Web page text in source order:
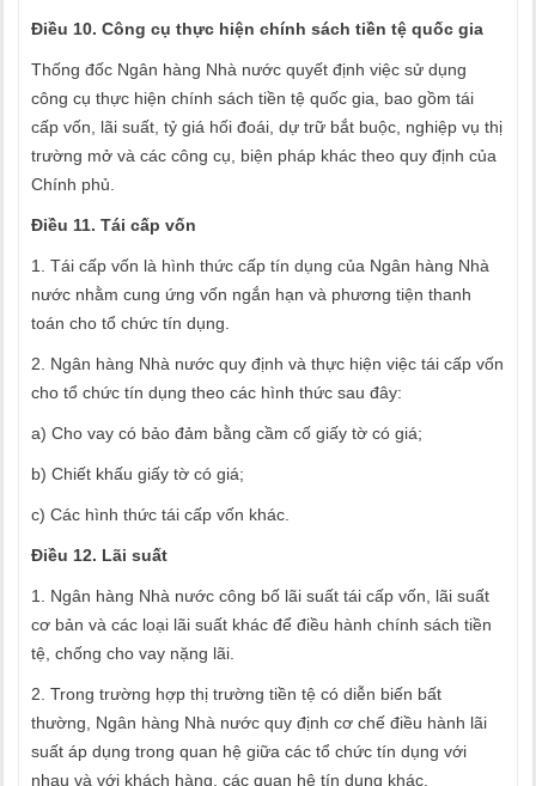
Điều 10. Công cụ thực hiện chính sách tiền tệ quốc gia
Thống đốc Ngân hàng Nhà nước quyết định việc sử dụng
công cụ thực hiện chính sách tiền tệ quốc gia, bao gồm tái
cấp vốn, lãi suất, tỷ giá hối đoái, dự trữ bắt buộc, nghiệp vụ thị
trường mở và các công cụ, biện pháp khác theo quy định của
Chính phủ.
Điều 11. Tái cấp vốn
1. Tái cấp vốn là hình thức cấp tín dụng của Ngân hàng Nhà
nước nhằm cung ứng vốn ngắn hạn và phương tiện thanh
toán cho tổ chức tín dụng.
2. Ngân hàng Nhà nước quy định và thực hiện việc tái cấp vốn
cho tổ chức tín dụng theo các hình thức sau đây:
a) Cho vay có bảo đảm bằng cầm cố giấy tờ có giá;
b) Chiết khấu giấy tờ có giá;
c) Các hình thức tái cấp vốn khác.
Điều 12. Lãi suất
1. Ngân hàng Nhà nước công bố lãi suất tái cấp vốn, lãi suất
cơ bản và các loại lãi suất khác để điều hành chính sách tiền
tệ, chống cho vay nặng lãi.
2. Trong trường hợp thị trường tiền tệ có diễn biến bất
thường, Ngân hàng Nhà nước quy định cơ chế điều hành lãi
suất áp dụng trong quan hệ giữa các tổ chức tín dụng với
nhau và với khách hàng, các quan hệ tín dụng khác.